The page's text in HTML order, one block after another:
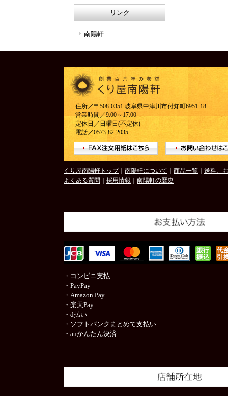
リンク
南陽軒
住所／〒508-0351 岐阜県中津川市付知町6951-18
営業時間／9:00～17:00
定休日／日曜日(不定休)
電話／0573-82-2035
くり屋南陽軒トップ 南陽軒について 商品一覧
送料、
よくある質問
採用情報 南陽軒の歴史
・コンビニ支払
・PayPay
・Amazon Pay
・楽天Pay
・d払い
・ソフトバンクまとめて支払い
・auかんたん決済